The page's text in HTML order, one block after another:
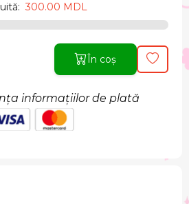
300.00 MDL
În coș
informațiilor de plată